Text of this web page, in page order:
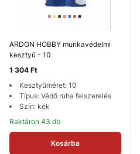
ARDON HOBBY munkavédelmi
kesztyű - 10
1 304 Ft
Kesztyűméret: 10
Típus: Védő ruha felszerelés
Szín: kék
Raktáron 43 db
Kosárba